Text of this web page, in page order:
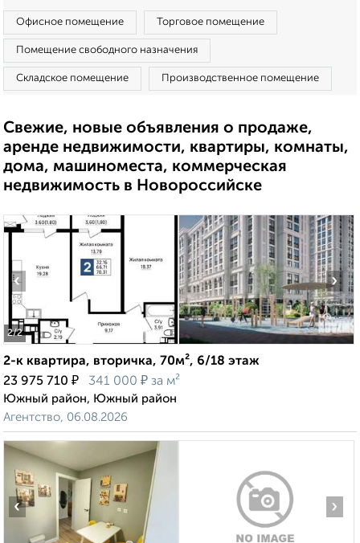
Офисное помещение Торговое помещение
Помещение свободного назначения
Складское помещение Производственное помещение
Свежие, новые объявления о продаже,
аренде недвижимости, квартиры, комнаты,
дома, машиноместа, коммерческая
недвижимость в Новороссийске
2/2
‹ ›
2-к квартира, вторичка, 70м², 6/18 этаж
23 975 710 ₽ 341 000 ₽ за м²
Южный район, Южный район
Агентство, 06.08.2026
‹ ›